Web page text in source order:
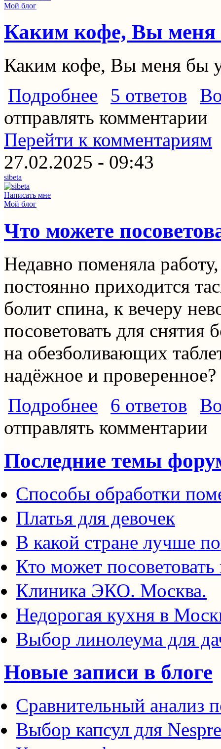
Мой блог
Каким кофе, Вы меня
Каким кофе, Вы меня бы
Подробнее о Каким кофе, Вы меня бы
5 ответов
отправлять комментарии
Перейти к комментариям
27.02.2025 - 09:43
sibeta
Написать мне
Мой блог
Что можете
Недавно поменяла
постоянно приходится
болит спина, к вечеру
посоветовать для
на обезболивающих
надёжное и проверенное?
Подробнее о Что можете посоветовать для
6 ответов
отправлять комментарии
Последние темы
Способы обработки
Платья для девочек
В какой стране лучше
Кто может
Клиника ЭКО. Москва.
Недорогая кухня в
Выбор линолеума для
Новые записи в блоге
Сравнительный анализ
Выбор капсул для